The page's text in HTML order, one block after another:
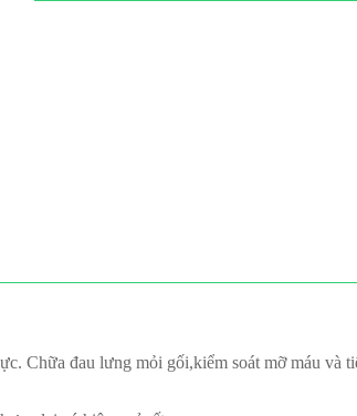
Chữa đau lưng mỏi gối,kiểm soát mỡ máu và